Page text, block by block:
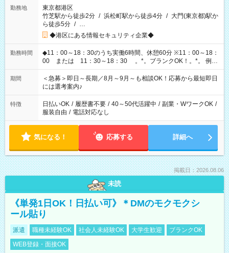
勤務地
東京都港区
竹芝駅から徒歩2分 / 浜松町駅から徒歩4分 / 大門(東京都)駅か
ら徒歩5分 / …
◆港区にある情報セキュリティ企業◆
勤務時間
◆11：00～18：30のうち実働6時間、休憩60分 ※11：00～18：
00 または 11：30～18：30 。*。ブランクOK！。*。 例え
ば前職が、 在宅/財団法人/事務/コールセンター/受付/販売/カフェ
スタッフ スイーツ販売/ホテルフロント/化粧品販売/など 様々な
業界から入社して活躍されています♪
期間
＜急募＞即日～長期／8月～9月～も相談OK！応募から最短即日
には選考案内♪
特徴 日払いOK / 履歴書不要 / 40～50代活躍中 / 副業・WワークOK /
服装自由 / 電話対応なし
気になる！ 応募する 詳細へ
掲載日：2026.08.06
未読
《単発1日OK！日払い可》＊DMのモクモクシ
ール貼り
派遣 職種未経験OK 社会人未経験OK 大学生歓迎
ブランクOK
WEB登録・面接OK